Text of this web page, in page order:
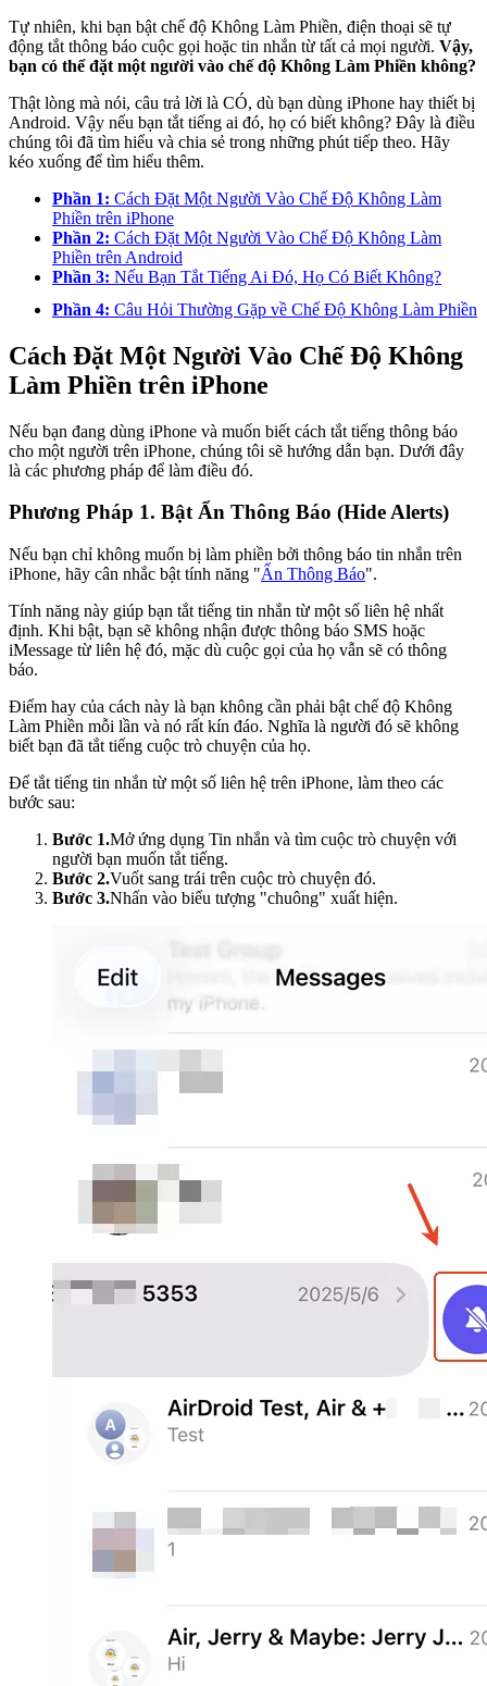
Tự nhiên, khi bạn bật chế độ Không Làm Phiền, điện thoại sẽ tự
động tắt thông báo cuộc gọi hoặc tin nhắn từ tất cả mọi người. Vậy,
bạn có thể đặt một người vào chế độ Không Làm Phiền không?
Thật lòng mà nói, câu trả lời là CÓ, dù bạn dùng iPhone hay thiết bị
Android. Vậy nếu bạn tắt tiếng ai đó, họ có biết không? Đây là điều
chúng tôi đã tìm hiểu và chia sẻ trong những phút tiếp theo. Hãy
kéo xuống để tìm hiểu thêm.
Phần 1: Cách Đặt Một Người Vào Chế Độ Không Làm
Phiền trên iPhone
Phần 2: Cách Đặt Một Người Vào Chế Độ Không Làm
Phiền trên Android
Phần 3: Nếu Bạn Tắt Tiếng Ai Đó, Họ Có Biết Không?
Phần 4: Câu Hỏi Thường Gặp về Chế Độ Không Làm Phiền
Cách Đặt Một Người Vào Chế Độ Không
Làm Phiền trên iPhone
Nếu bạn đang dùng iPhone và muốn biết cách tắt tiếng thông báo
cho một người trên iPhone, chúng tôi sẽ hướng dẫn bạn. Dưới đây
là các phương pháp để làm điều đó.
Phương Pháp 1. Bật Ẩn Thông Báo (Hide Alerts)
Nếu bạn chỉ không muốn bị làm phiền bởi thông báo tin nhắn trên
iPhone, hãy cân nhắc bật tính năng "Ẩn Thông Báo".
Tính năng này giúp bạn tắt tiếng tin nhắn từ một số liên hệ nhất
định. Khi bật, bạn sẽ không nhận được thông báo SMS hoặc
iMessage từ liên hệ đó, mặc dù cuộc gọi của họ vẫn sẽ có thông
báo.
Điểm hay của cách này là bạn không cần phải bật chế độ Không
Làm Phiền mỗi lần và nó rất kín đáo. Nghĩa là người đó sẽ không
biết bạn đã tắt tiếng cuộc trò chuyện của họ.
Để tắt tiếng tin nhắn từ một số liên hệ trên iPhone, làm theo các
bước sau:
Bước 1.Mở ứng dụng Tin nhắn và tìm cuộc trò chuyện với
người bạn muốn tắt tiếng.
Bước 2.Vuốt sang trái trên cuộc trò chuyện đó.
Bước 3.Nhấn vào biểu tượng "chuông" xuất hiện.